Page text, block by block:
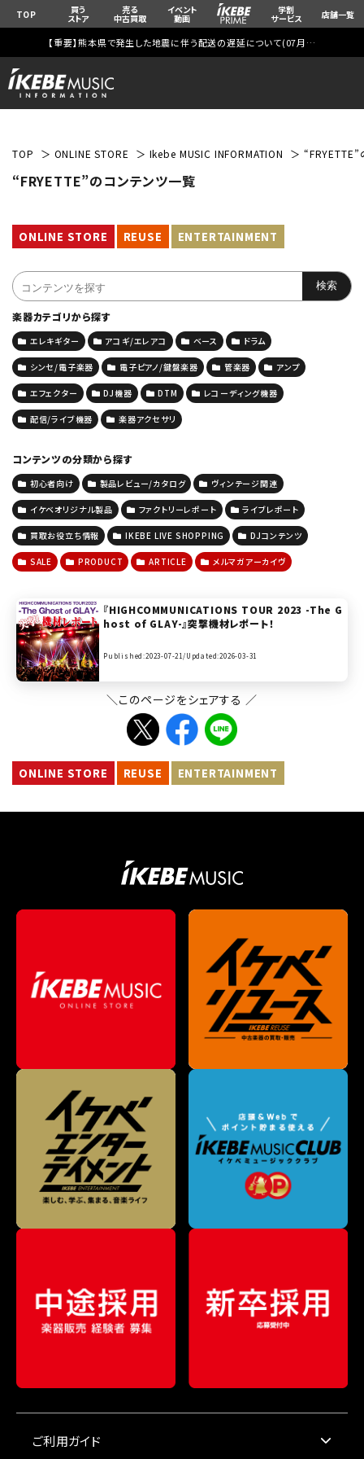
TOP 買う
ストア
売る
中古買取
イベント
動画
学割
サービス 店舗一覧
【重要】熊本県で発生した地震に伴う配送の遅延について(07月29日
TOP ONLINE STORE Ikebe MUSIC INFORMATION “FRYETTE”
“FRYETTE”のコンテンツ一覧
ONLINE STORE REUSE ENTERTAINMENT
楽器カテゴリから探す
エレキギター アコギ/エレアコ ベース ドラム
シンセ/電子楽器 電子ピアノ/鍵盤楽器 管楽器 アンプ
エフェクター DJ機器 DTM レコーディング機器
配信/ライブ機器 楽器アクセサリ
コンテンツの分類から探す
初心者向け 製品レビュー/カタログ ヴィンテージ関連
イケベオリジナル製品 ファクトリーレポート ライブレポート
買取お役立ち情報 IKEBE LIVE SHOPPING DJコンテンツ
SALE PRODUCT ARTICLE メルマガアーカイヴ
『HIGHCOMMUNICATIONS TOUR 2023 -The G
host of GLAY-』突撃機材レポート！
Published:2023-07-21/Updated:2026-03-31
＼このページをシェアする ／
ONLINE STORE REUSE ENTERTAINMENT
ご利用ガイド